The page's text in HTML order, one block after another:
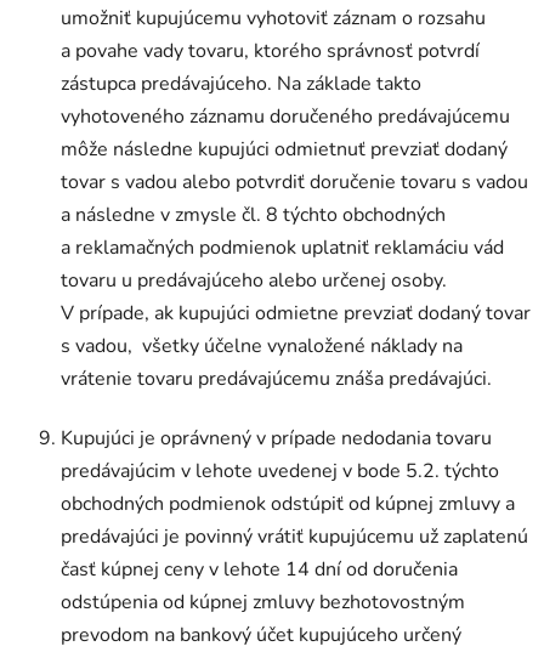
umožniť kupujúcemu vyhotoviť záznam o rozsahu
a povahe vady tovaru, ktorého správnosť potvrdí
zástupca predávajúceho. Na základe takto
vyhotoveného záznamu doručeného predávajúcemu
môže následne kupujúci odmietnuť prevziať dodaný
tovar s vadou alebo potvrdiť doručenie tovaru s vadou
a následne v zmysle čl. 8 týchto obchodných
a reklamačných podmienok uplatniť reklamáciu vád
tovaru u predávajúceho alebo určenej osoby.
V prípade, ak kupujúci odmietne prevziať dodaný tovar
s vadou, všetky účelne vynaložené náklady na
vrátenie tovaru predávajúcemu znáša predávajúci.
Kupujúci je oprávnený v prípade nedodania tovaru
predávajúcim v lehote uvedenej v bode 5.2. týchto
obchodných podmienok odstúpiť od kúpnej zmluvy a
predávajúci je povinný vrátiť kupujúcemu už zaplatenú
časť kúpnej ceny v lehote 14 dní od doručenia
odstúpenia od kúpnej zmluvy bezhotovostným
prevodom na bankový účet kupujúceho určený